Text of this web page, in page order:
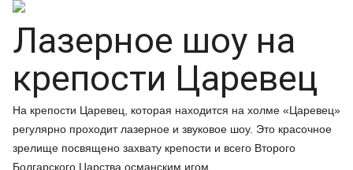
Лазерное шоу на
крепости Царевец
На крепости Царевец, которая находится на холме «Царевец»
регулярно проходит лазерное и звуковое шоу. Это красочное
зрелище посвящено захвату крепости и всего Второго
Болгарского Царства османским игом.